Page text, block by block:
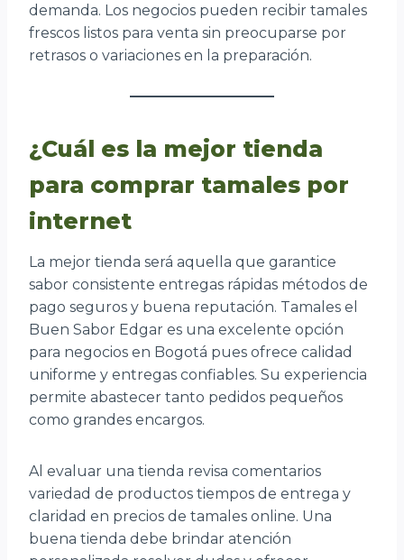
demanda. Los negocios pueden recibir tamales
frescos listos para venta sin preocuparse por
retrasos o variaciones en la preparación.
¿Cuál es la mejor tienda
para comprar tamales por
internet
La mejor tienda será aquella que garantice
sabor consistente entregas rápidas métodos de
pago seguros y buena reputación. Tamales el
Buen Sabor Edgar es una excelente opción
para negocios en Bogotá pues ofrece calidad
uniforme y entregas confiables. Su experiencia
permite abastecer tanto pedidos pequeños
como grandes encargos.
Al evaluar una tienda revisa comentarios
variedad de productos tiempos de entrega y
claridad en precios de tamales online. Una
buena tienda debe brindar atención